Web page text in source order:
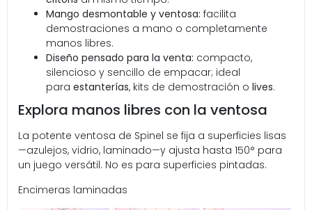
Mango desmontable y ventosa: facilita
demostraciones a mano o completamente
manos libres.
Diseño pensado para la venta: compacto,
silencioso y sencillo de empacar; ideal
para estanterías, kits de demostración o lives.
Explora manos libres con la ventosa
La potente ventosa de Spinel se fija a superficies lisas
—azulejos, vidrio, laminado—y ajusta hasta 150° para
un juego versátil. No es para superficies pintadas.
Encimeras laminadas